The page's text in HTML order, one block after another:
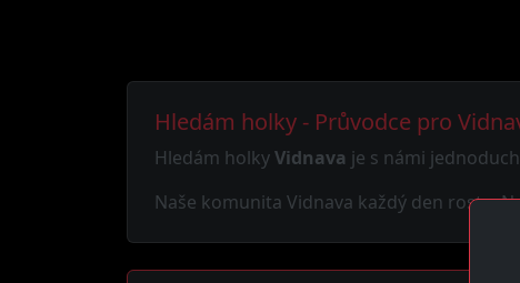
Hledám holky - Průvodce pro
Hledám holkyVidnava je s námi
Naše komunita Vidnava každý den roste.